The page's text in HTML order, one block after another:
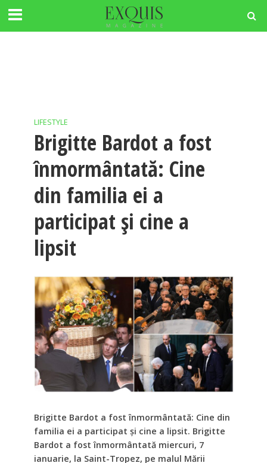
LIFESTYLE
Brigitte Bardot a fost
înmormântată: Cine
din familia ei a
participat și cine a
lipsit
Brigitte Bardot a fost înmormântată: Cine din
familia ei a participat și cine a lipsit. Brigitte
Bardot a fost înmormântată miercuri, 7
ianuarie, la Saint-Tropez, pe malul Mării